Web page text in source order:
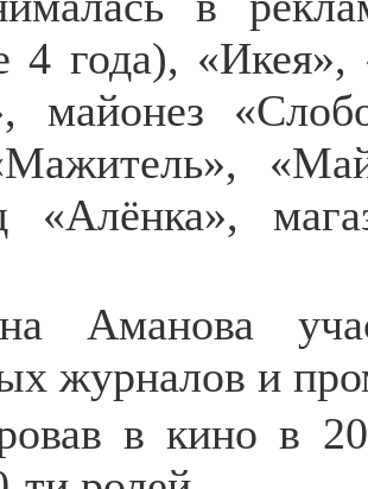
4 года),
майонез
«Алёнка»,
Аманова
журналов и
в кино в